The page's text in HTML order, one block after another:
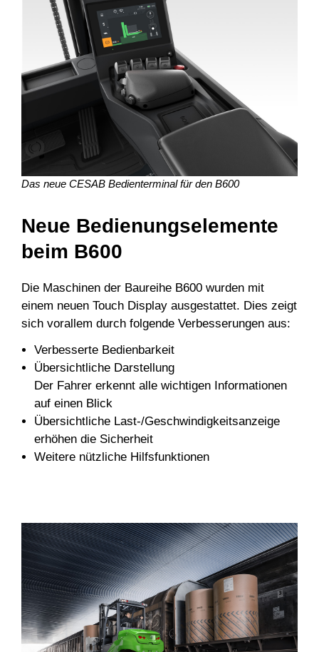
Das neue CESAB Bedienterminal für den B600
Neue Bedienungselemente
beim B600
Die Maschinen der Baureihe B600 wurden mit
einem neuen Touch Display ausgestattet. Dies zeigt
sich vorallem durch folgende Verbesserungen aus:
Verbesserte Bedienbarkeit
Übersichtliche Darstellung
Der Fahrer erkennt alle wichtigen Informationen
auf einen Blick
Übersichtliche Last-/Geschwindigkeitsanzeige
erhöhen die Sicherheit
Weitere nützliche Hilfsfunktionen